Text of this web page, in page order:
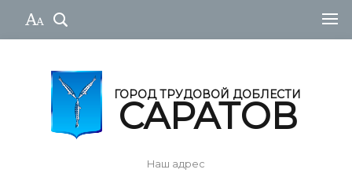
ГОРОД ТРУДОВОЙ ДОБЛЕСТИ
САРАТОВ
Наш адрес